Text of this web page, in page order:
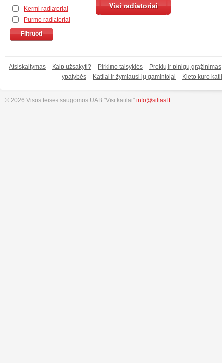
Kermi radiatoriai
Purmo radiatoriai
Filtruoti
Visi radiatoriai
Atsiskaitymas Kaip užsakyti? Pirkimo taisyklės
Prekių ir pinigų grąžinimas
ypatybės
Katilai ir žymiausi jų gamintojai Kieto kuro
© 2026 Visos teisės saugomos UAB "Visi katilai" info@siltas.lt